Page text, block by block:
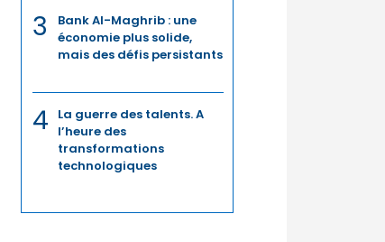
3
Bank Al-Maghrib : une
économie plus solide,
mais des défis persistants
4
La guerre des talents. A
l’heure des
transformations
technologiques